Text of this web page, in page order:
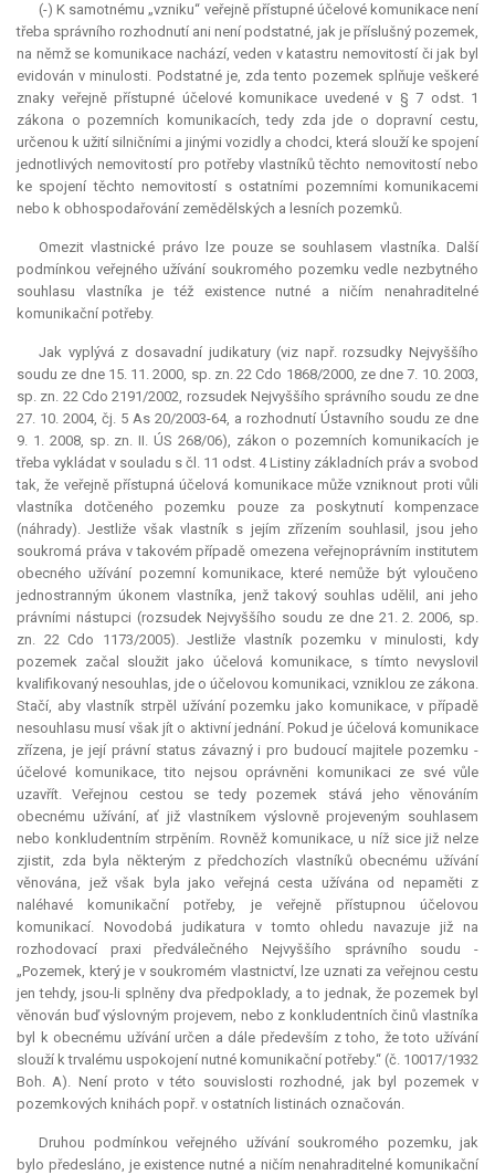
(-) K samotnému „vzniku“ veřejně přístupné účelové komunikace není
třeba správního rozhodnutí ani není podstatné, jak je příslušný pozemek,
na němž se komunikace nachází, veden v katastru nemovitostí či jak byl
evidován v minulosti. Podstatné je, zda tento pozemek splňuje veškeré
znaky veřejně přístupné účelové komunikace uvedené v § 7 odst. 1
zákona o pozemních komunikacích, tedy zda jde o dopravní cestu,
určenou k užití silničními a jinými vozidly a chodci, která slouží ke spojení
jednotlivých nemovitostí pro potřeby vlastníků těchto nemovitostí nebo
ke spojení těchto nemovitostí s ostatními pozemními komunikacemi
nebo k obhospodařování zemědělských a lesních pozemků.
Omezit vlastnické právo lze pouze se souhlasem vlastníka. Další
podmínkou veřejného užívání soukromého pozemku vedle nezbytného
souhlasu vlastníka je též existence nutné a ničím nenahraditelné
komunikační potřeby.
Jak vyplývá z dosavadní judikatury (viz např. rozsudky Nejvyššího
soudu ze dne 15. 11. 2000, sp. zn. 22 Cdo 1868/2000, ze dne 7. 10. 2003,
sp. zn. 22 Cdo 2191/2002, rozsudek Nejvyššího správního soudu ze dne
27. 10. 2004, čj. 5 As 20/2003-64, a rozhodnutí Ústavního soudu ze dne
9. 1. 2008, sp. zn. II. ÚS 268/06), zákon o pozemních komunikacích je
třeba vykládat v souladu s čl. 11 odst. 4 Listiny základních práv a svobod
tak, že veřejně přístupná účelová komunikace může vzniknout proti vůli
vlastníka dotčeného pozemku pouze za poskytnutí
kompenzace
(náhrady). Jestliže však vlastník s jejím zřízením souhlasil, jsou jeho
soukromá práva v takovém případě omezena veřejnoprávním institutem
obecného užívání pozemní komunikace, které nemůže být vyloučeno
jednostranným úkonem vlastníka, jenž takový souhlas udělil, ani jeho
právními nástupci (rozsudek Nejvyššího soudu ze dne 21. 2. 2006, sp.
zn. 22 Cdo 1173/2005). Jestliže vlastník pozemku v minulosti, kdy
pozemek začal sloužit jako účelová komunikace, s tímto nevyslovil
kvalifikovaný nesouhlas, jde o účelovou komunikaci, vzniklou ze zákona.
Stačí, aby vlastník strpěl užívání pozemku jako komunikace, v případě
nesouhlasu musí však jít o aktivní jednání. Pokud je účelová komunikace
zřízena, je její právní statuszávazný i pro budoucí majitele pozemku -
účelové komunikace, tito nejsou oprávněni komunikaci ze své vůle
uzavřít. Veřejnou cestou se tedy pozemek stává jeho věnováním
obecnému užívání, ať již vlastníkem výslovně projeveným souhlasem
nebo konkludentním strpěním. Rovněž komunikace, u níž sice již nelze
zjistit, zda byla některým z předchozích vlastníků obecnému užívání
věnována, jež však byla jako veřejná cesta užívána od nepaměti z
naléhavé komunikační potřeby, je veřejně přístupnou účelovou
komunikací. Novodobá judikatura v tomto ohledu navazuje již na
rozhodovací praxi předválečného Nejvyššího správního soudu -
„Pozemek, který je v soukromém vlastnictví, lze uznati za veřejnou cestu
jen tehdy, jsou-li splněny dva předpoklady, a to jednak, že pozemek byl
věnován buď výslovným projevem, nebo z konkludentních činů vlastníka
byl k obecnému užívání určen a dále především z toho, že toto užívání
slouží k trvalému uspokojení nutné komunikační potřeby.“ (č. 10017/1932
Boh. A). Není proto v této souvislosti rozhodné, jak byl pozemek v
pozemkových knihách popř. v ostatních listinách označován.
Druhou podmínkou veřejného užívání soukromého pozemku, jak
bylo předesláno, je existence nutné a ničím nenahraditelné komunikační